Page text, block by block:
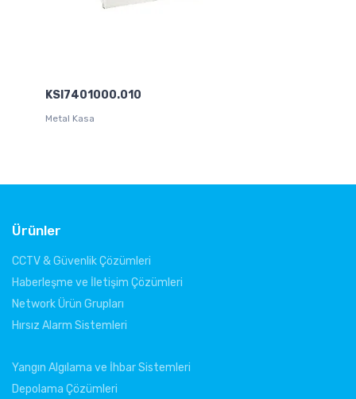
KSI7401000.010
Metal Kasa
Ürünler
CCTV & Güvenlik Çözümleri
Haberleşme ve İletişim Çözümleri
Network Ürün Grupları
Hırsız Alarm Sistemleri
Yangın Algılama ve İhbar Sistemleri
Depolama Çözümleri